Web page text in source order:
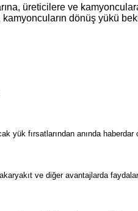
üreticilere ve
dönüş yükü
yük fırsatlarından anında haberdar
ve diğer avantajlarda